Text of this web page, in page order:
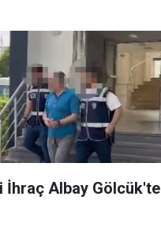
İhraç Albay Gölcük'te